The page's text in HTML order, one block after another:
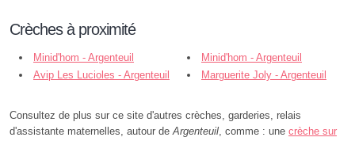
Crèches à proximité
Minid'hom - Argenteuil
Minid'hom - Argenteuil
Avip Les Lucioles - Argenteuil
Marguerite Joly - Argenteuil
Consultez de plus sur ce site d'autres crèches, garderies, relais
d'assistante maternelles, autour de Argenteuil , comme : une crèche sur